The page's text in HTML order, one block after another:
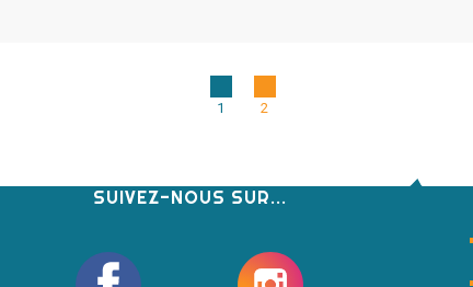
1 2
SUIVEZ-NOUS SUR...